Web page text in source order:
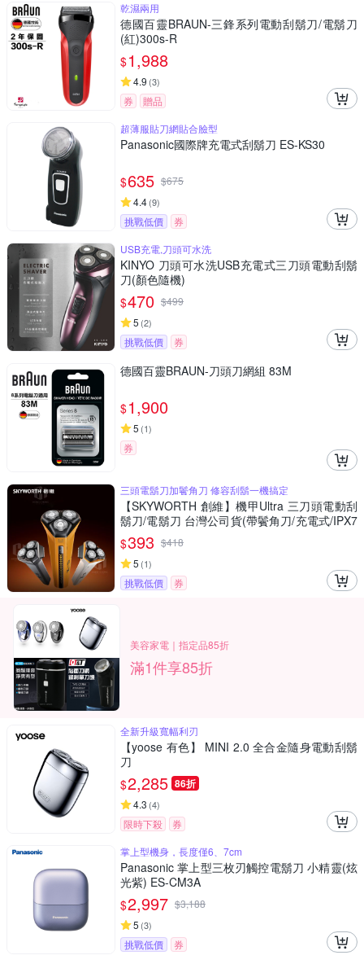
乾濕兩用
德國百靈BRAUN-三鋒系列電動刮鬍刀/電鬍刀
(紅)300s-R
$1,988
4.9 (3)
券
贈品
超薄服貼刀網貼合臉型
Panasonic國際牌充電式刮鬍刀 ES-KS30
$635 $675
4.4(9)
挑戰低價
券
USB充電,刀頭可水洗
KINYO 刀頭可水洗USB充電式三刀頭電動刮鬍
刀(顏色隨機)
$470 $499
5 (2)
挑戰低價 券
德國百靈BRAUN-刀頭刀網組 83M
$1,900
5 (1)
券
三頭電鬍刀加鬢角刀 修容刮鬍一機搞定
【SKYWORTH 創維】機甲Ultra 三刀頭電動刮
鬍刀/電鬍刀 台灣公司貨(帶鬢角刀/充電式/IPX7
防水/可水洗/磁吸刀頭)
$393 $418
5 (1)
挑戰低價 券
美容家電｜指定品85折
滿1件享85折
全新升級寬幅利刃
【yoose 有色】 MINI 2.0 全合金隨身電動刮鬍
刀
$2,285 86折
4.3 (4)
限時下殺
券
掌上型機身，長度僅6、7cm
Panasonic 掌上型三枚刃觸控電鬍刀 小精靈(炫
光紫) ES-CM3A
$2,997 $3,188
5 (3)
挑戰低價 券